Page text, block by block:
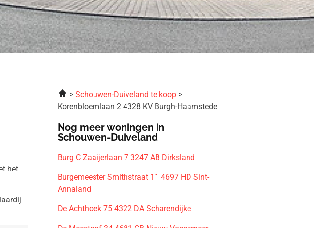
het
Schouwen-Duiveland te koop
Korenbloemlaan 2 4328 KV Burgh-Haamstede
Nog meer woningen in
Schouwen-Duiveland
Burg C Zaaijerlaan 7 3247 AB Dirksland
Burgemeester Smithstraat 11 4697 HD Sint-
Annaland
De Achthoek 75 4322 DA Scharendijke